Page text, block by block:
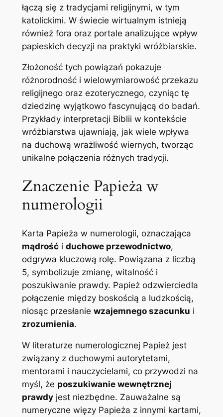
łączą się z tradycjami religijnymi, w tym
katolickimi. W świecie wirtualnym istnieją
również fora oraz portale analizujące wpływ
papieskich decyzji na praktyki wróżbiarskie.
Złożoność tych powiązań pokazuje
różnorodność i wielowymiarowość przekazu
religijnego oraz ezoterycznego, czyniąc tę
dziedzinę wyjątkowo fascynującą do badań.
Przykłady interpretacji Biblii w kontekście
wróżbiarstwa ujawniają, jak wiele wpływa
na duchową wrażliwość wiernych, tworząc
unikalne połączenia różnych tradycji.
Znaczenie Papieża w
numerologii
Karta Papieża w numerologii, oznaczająca
mądrośći duchowe przewodnictwo,
odgrywa kluczową rolę. Powiązana z liczbą
5, symbolizuje zmianę, witalność i
poszukiwanie prawdy. Papież odzwierciedla
połączenie między boskością a ludzkością,
niosąc przesłanie wzajemnego szacunku i
zrozumienia.
W literaturze numerologicznej Papież jest
związany z duchowymi autorytetami,
mentorami i nauczycielami, co przywodzi na
myśl, że poszukiwanie wewnętrznej
prawdyjest niezbędne. Zauważalne są
numeryczne więzy Papieża z innymi kartami,